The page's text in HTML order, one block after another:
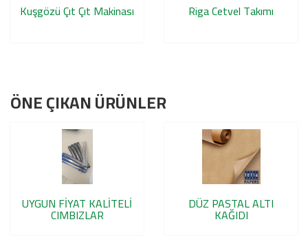
Kuşgözü Çıt Çıt Makinası Riga Cetvel Takımı
ÖNE ÇIKAN ÜRÜNLER
UYGUN FİYAT KALİTELİ
CIMBIZLAR
DÜZ PASTAL ALTI
KAĞIDI